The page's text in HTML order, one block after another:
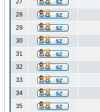
27
28
29
30
31
32
33
34
35